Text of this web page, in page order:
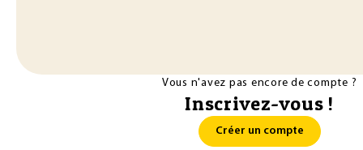
Vous n'avez pas encore de compte ?
Inscrivez-vous !
Créer un compte